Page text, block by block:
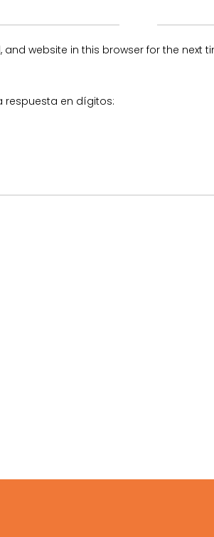
and website in this browser for the next
respuesta en dígitos: